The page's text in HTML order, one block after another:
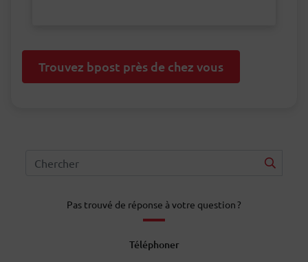
Trouvez bpost près de chez vous
Pas trouvé de réponse à votre question ?
Téléphoner